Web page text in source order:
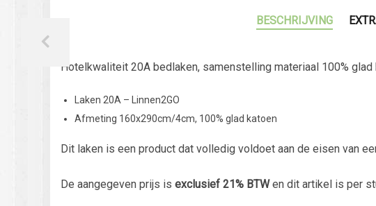
BESCHRIJVING
Hotelkwaliteit 20A bedlaken, samenstelling materiaal 100%
Laken 20A – Linnen2GO
Afmeting 160x290cm/4cm, 100% glad katoen
Dit laken is een product dat volledig voldoet aan de eisen van
De aangegeven prijs is exclusief 21% BTWen dit artikel is per